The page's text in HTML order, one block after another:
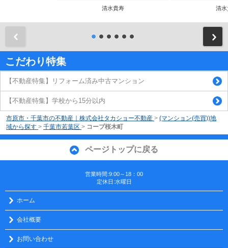
清水貴寿 清水
こだわり特集
【不動産特集】リフォーム済み中古マンション
【不動産特集】学校から15分以内
市原市・千葉市の不動産｜株式会社タカショー不動産 > (マンション(売買))地
域から探す > 千葉市若葉区 > コープ桜木町
ページトップに戻る
営業時間:9:00～18：00
定休日:水曜日
ホーム
会社概要
お問い合わせ